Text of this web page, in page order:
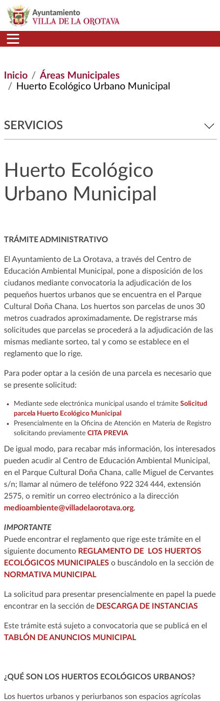
Pasar al contenido principal
Inicio
Áreas Municipales
Huerto Ecológico Urbano Municipal
SERVICIOS
Huerto Ecológico
Urbano Municipal
TRÁMITE ADMINISTRATIVO
El Ayuntamiento de La Orotava, a través del Centro de
Educación Ambiental Municipal, pone a disposición de los
ciudanos mediante convocatoria la adjudicación de los
pequeños huertos urbanos que se encuentra en el Parque
Cultural Doña Chana. Los huertos son parcelas de unos 30
metros cuadrados aproximadamente. De registrarse más
solicitudes que parcelas se procederá a la adjudicación de las
mismas mediante sorteo, tal y como se establece en el
reglamento que lo rige.
Para poder optar a la cesión de una parcela es necesario que
se presente solicitud:
Mediante sede electrónica municipal usando el trámite Solicitud
parcela Huerto Ecológico Municipal
Presencialmente en la Oficina de Atención en Materia de Registro
solicitando previamente CITA PREVIA
De igual modo, para recabar más información, los interesados
pueden acudir al Centro de Educación Ambiental Municipal,
en el Parque Cultural Doña Chana, calle Miguel de Cervantes
s/n; llamar al número de teléfono 922 324 444, extensión
2575, o remitir un correo electrónico a la dirección
medioambiente@villadelaorotava.org.
IMPORTANTE
Puede encontrar el reglamento que rige este trámite en el
siguiente documento REGLAMENTO DE LOS HUERTOS
ECOLÓGICOS MUNICIPALESo buscándolo en la sección de
NORMATIVA MUNICIPAL
La solicitud para presentar presencialmente en papel la puede
encontrar en la sección de DESCARGA DE INSTANCIAS
Este trámite está sujeto a convocatoria que se publicá en el
TABLÓN DE ANUNCIOS MUNICIPAL
¿QUÉ SON LOS HUERTOS ECOLÓGICOS URBANOS?
Los huertos urbanos y periurbanos son espacios agrícolas